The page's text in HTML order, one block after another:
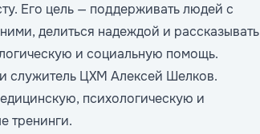
Его цель — поддерживать людей с
делиться надеждой и рассказывать
и социальную помощь.
служитель ЦХМ Алексей Шелков.
психологическую и
тренинги.